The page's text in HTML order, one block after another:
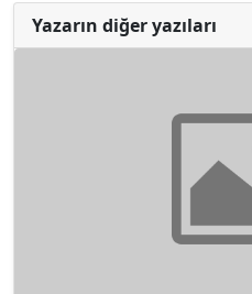
Yazarın diğer yazıları